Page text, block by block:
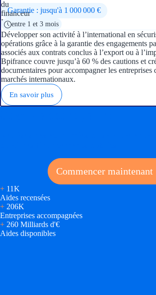
Garantie : jusqu'à 1 000 000 €
entre 1 et 3 mois
Développer son activité à l’international en
opérations grâce à la garantie des engagements
associés aux contrats conclus à l’export ou à
Bpifrance couvre jusqu’à 60 % des cautions et
documentaires pour accompagner les entreprises
marchés internationaux.
En savoir plus
Commencer maintenant
+ 11K
Aides recensées
+ 206K
Entreprises accompagnées
+ 260 Milliards d'€
Aides disponibles